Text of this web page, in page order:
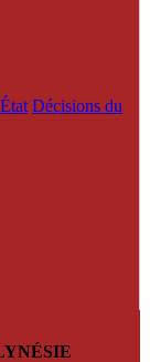
Décisions du